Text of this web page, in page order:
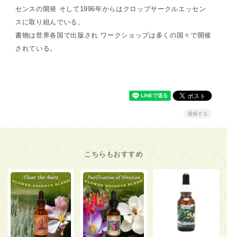
センスの開発 そして1996年からはクロップサークルエッセン
スに取り組んでいる。
書物は世界各国で出版され ワークショップは多くの国々で開催
されている。
通報する
こちらもおすすめ